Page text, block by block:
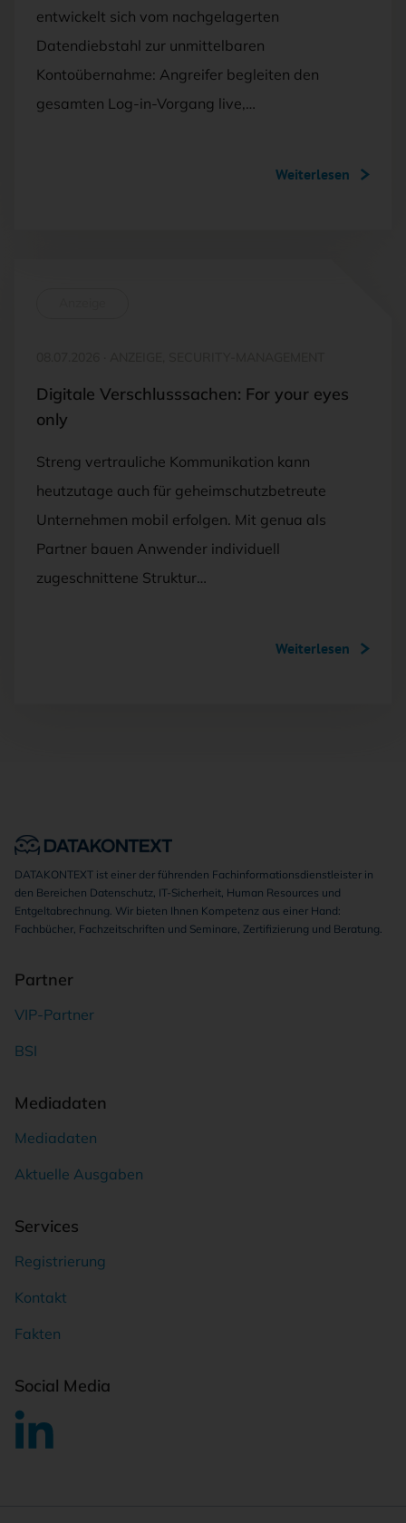
entwickelt sich vom nachgelagerten
Datendiebstahl zur unmittelbaren
Kontoübernahme: Angreifer begleiten den
gesamten Log-in-Vorgang live,…
Weiterlesen
Digitale Verschlusssachen: For your eyes
only
Streng vertrauliche Kommunikation kann
heutzutage auch für geheimschutzbetreute
Unternehmen mobil erfolgen. Mit genua als
Partner bauen Anwender individuell
zugeschnittene Struktur…
Weiterlesen
DATAKONTEXT ist einer der führenden Fachinformationsdienstleister in
den Bereichen Datenschutz, IT-Sicherheit, Human Resources und
Entgeltabrechnung. Wir bieten Ihnen Kompetenz aus einer Hand:
Fachbücher, Fachzeitschriften und Seminare, Zertifizierung und Beratung.
Partner
VIP-Partner
BSI
Mediadaten
Mediadaten
Aktuelle Ausgaben
Services
Registrierung
Kontakt
Fakten
Social Media